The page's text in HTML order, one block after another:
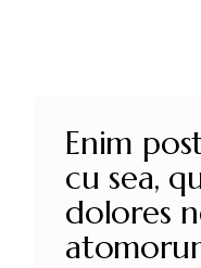
Enim
cu sea,
dolores